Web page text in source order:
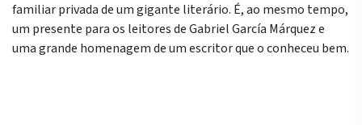
familiar privada de um gigante literário. É, ao mesmo tempo,
um presente para os leitores de Gabriel García Márquez e
uma grande homenagem de um escritor que o conheceu bem.